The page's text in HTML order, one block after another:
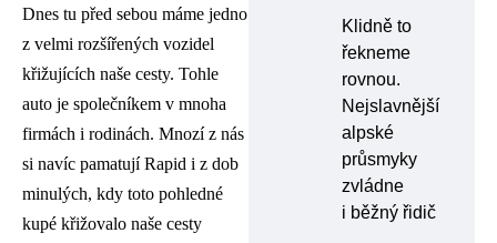
Dnes tu před sebou máme jedno
z velmi rozšířených vozidel
křižujících naše cesty. Tohle
auto je společníkem v mnoha
firmách i rodinách. Mnozí z nás
si navíc pamatují Rapid i z dob
minulých, kdy toto pohledné
kupé křižovalo naše cesty
Klidně to
řekneme
rovnou.
Nejslavnější
alpské
průsmyky
zvládne
i běžný řidič